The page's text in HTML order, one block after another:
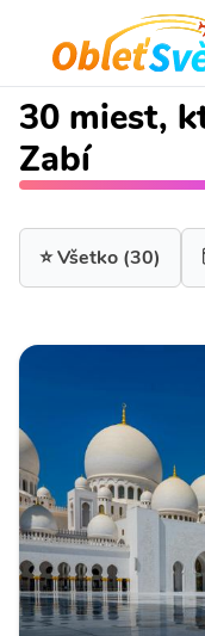
30 miest,
Zabí
⭐ Všetko (30)